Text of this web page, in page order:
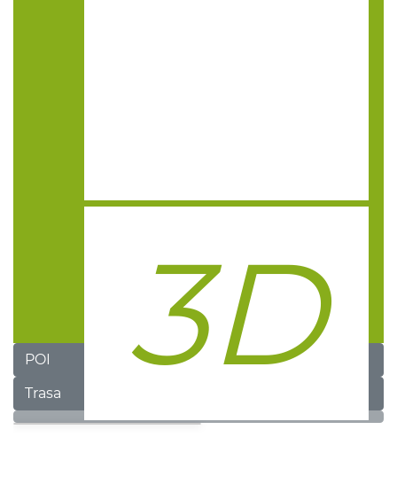
POI
Trasa